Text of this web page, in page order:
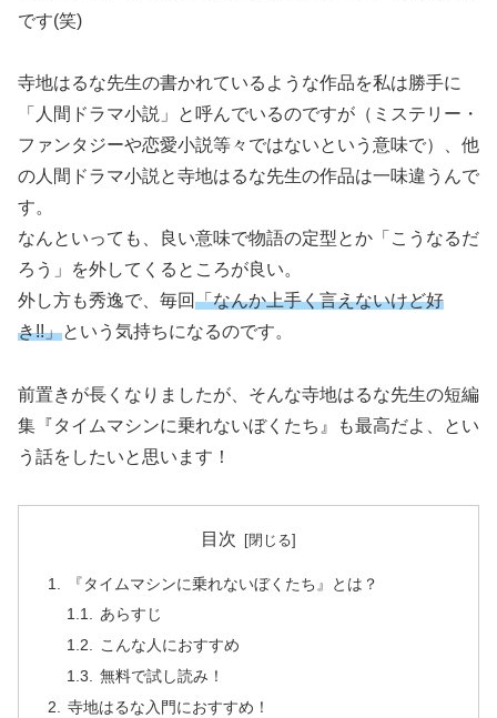
です(笑)
寺地はるな先生の書かれているような作品を私は勝手に
「人間ドラマ小説」と呼んでいるのですが（ミステリー・
ファンタジーや恋愛小説等々ではないという意味で）、他
の人間ドラマ小説と寺地はるな先生の作品は一味違うんで
す。
なんといっても、良い意味で物語の定型とか「こうなるだ
ろう」を外してくるところが良い。
外し方も秀逸で、毎回「なんか上手く言えないけど好
き!!」という気持ちになるのです。
前置きが長くなりましたが、そんな寺地はるな先生の短編
集『タイムマシンに乗れないぼくたち』も最高だよ、とい
う話をしたいと思います！
目次
『タイムマシンに乗れないぼくたち』とは？
あらすじ
こんな人におすすめ
無料で試し読み！
寺地はるな入門におすすめ！